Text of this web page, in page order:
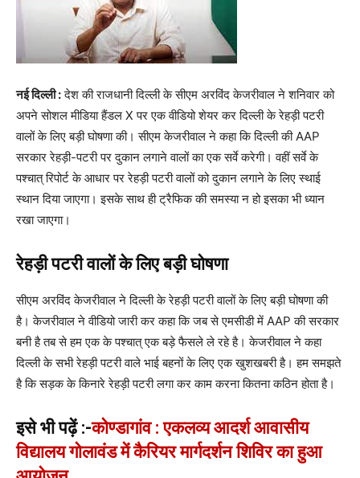
नई दिल्ली :देश की राजधानी दिल्ली के सीएम अरविंद केजरीवाल ने शनिवार को
अपने सोशल मीडिया हैंडल X पर एक वीडियो शेयर कर दिल्ली के रेहड़ी पटरी
वालों के लिए बड़ी घोषणा की। सीएम केजरीवाल ने कहा कि दिल्ली की AAP
सरकार रेहड़ी-पटरी पर दुकान लगाने वालों का एक सर्वे करेगी। वहीं सर्वे के
पश्चात् रिपोर्ट के आधार पर रेहड़ी पटरी वालों को दुकान लगाने के लिए स्थाई
स्थान दिया जाएगा। इसके साथ ही ट्रैफिक की समस्या न हो इसका भी ध्यान
रखा जाएगा।
रेहड़ी पटरी वालों के लिए बड़ी घोषणा
सीएम अरविंद केजरीवाल ने दिल्ली के रेहड़ी पटरी वालों के लिए बड़ी घोषणा की
है। केजरीवाल ने वीडियो जारी कर कहा कि जब से एमसीडी में AAP की सरकार
बनी है तब से हम एक के पश्चात् एक बड़े फैसले ले रहे है। केजरीवाल ने कहा
दिल्ली के सभी रेहड़ी पटरी वाले भाई बहनों के लिए एक खुशखबरी है। हम समझते
है कि सड़क के किनारे रेहड़ी पटरी लगा कर काम करना कितना कठिन होता है।
इसे भी पढ़ें :-कोण्डागांव : एकलव्य आदर्श आवासीय
विद्यालय गोलावंड में कैरियर मार्गदर्शन शिविर का हुआ